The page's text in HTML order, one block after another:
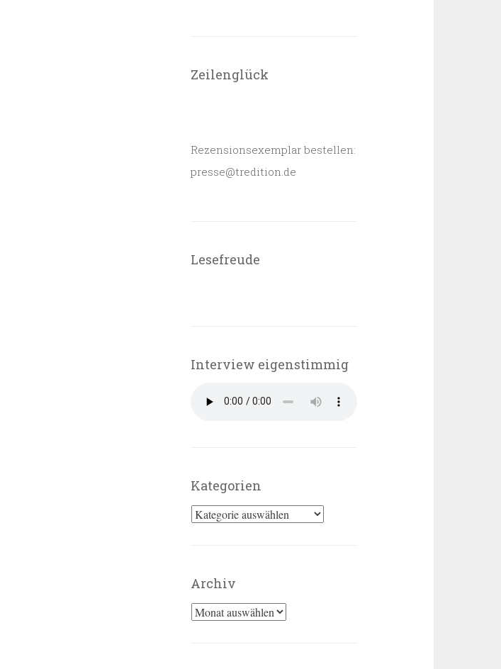
Zeilenglück
Rezensionsexemplar bestellen:
presse@tredition.de
Lesefreude
Interview eigenstimmig
Kategorien
Kategorien
Archiv
Archiv